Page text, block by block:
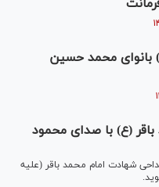
بانوای محمد حسین
(ع) با صدای محمود
شهادت امام محمد باقر (علیه